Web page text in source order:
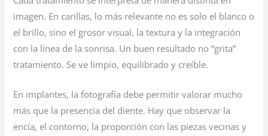
imagen. En carillas, lo más relevante no es solo el blanco o
el brillo, sino el grosor visual, la textura y la integración
con la línea de la sonrisa. Un buen resultado no “grita”
tratamiento. Se ve limpio, equilibrado y creíble.
En implantes, la fotografía debe permitir valorar mucho
más que la presencia del diente. Hay que observar la
encía, el contorno, la proporción con las piezas vecinas y